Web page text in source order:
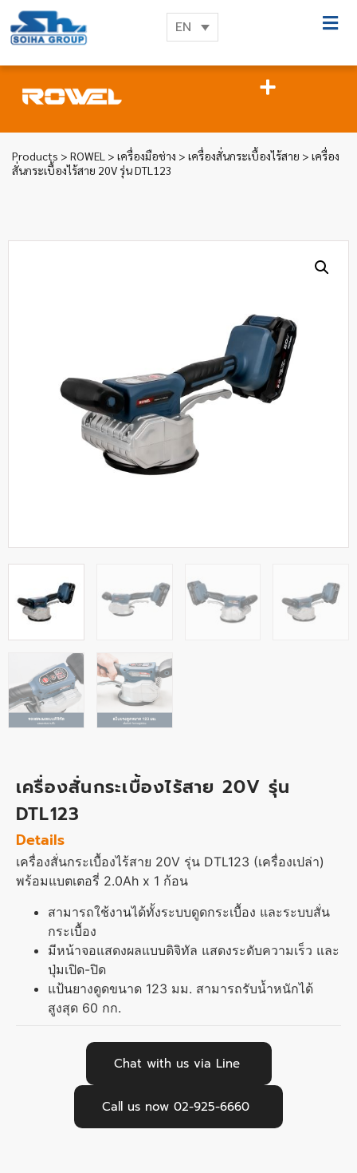
EN
Products > ROWEL > เครื่องมือช่าง > เครื่องสั่นกระเบื้องไร้สาย > เครื่อง
สั่นกระเบื้องไร้สาย 20V รุ่น DTL123
เครื่องสั่นกระเบื้องไร้สาย 20V รุ่น
DTL123
Details
เครื่องสั่นกระเบื้องไร้สาย 20V รุ่น DTL123 (เครื่องเปล่า)
พร้อมแบตเตอรี่ 2.0Ah x 1 ก้อน
สามารถใช้งานได้ทั้งระบบดูดกระเบื้อง และระบบสั่น
กระเบื้อง
มีหน้าจอแสดงผลแบบดิจิทัล แสดงระดับความเร็ว และ
ปุ่มเปิด-ปิด
แป้นยางดูดขนาด 123 มม. สามารถรับน้ำหนักได้
สูงสุด 60 กก.
Chat with us via Line
Call us now 02-925-6660